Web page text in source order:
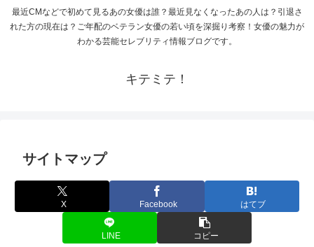
最近CMなどで初めて見るあの女優は誰？最近見なくなったあの人は？引退さ
れた方の現在は？ご年配のベテラン女優の若い頃を深掘り考察！女優の魅力が
わかる芸能セレブリティ情報ブログです。
キテミテ！
サイトマップ
X Facebook はてブ
LINE コピー